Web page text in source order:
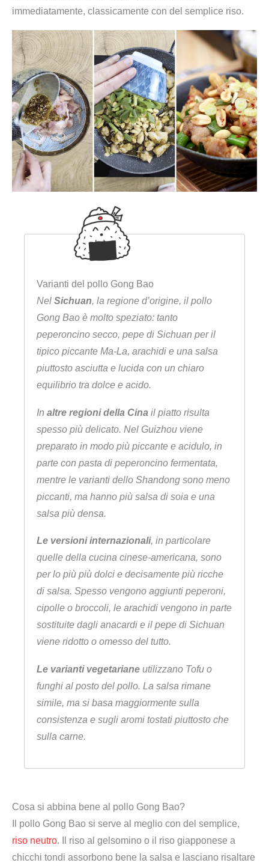
immediatamente, classicamente con del semplice riso.
Varianti del pollo Gong Bao
Nel Sichuan, la regione d’origine, il pollo
Gong Bao è molto speziato: tanto
peperoncino secco, pepe di Sichuan per il
tipico piccante Ma-La, arachidi e una salsa
piuttosto asciutta e lucida con un chiaro
equilibrio tra dolce e acido.
In altre regioni della Cina il piatto risulta
spesso più delicato. Nel Guizhou viene
preparato in modo più piccante e acidulo, in
parte con pasta di peperoncino fermentata,
mentre le varianti dello Shandong sono meno
piccanti, ma hanno più salsa di soia e una
salsa più densa.
Le versioni internazionali, in particolare
quelle della cucina cinese-americana, sono
per lo più più dolci e decisamente più ricche
di salsa. Spesso vengono aggiunti peperoni,
cipolle o broccoli, le arachidi vengono in parte
sostituite dagli anacardi e il pepe di Sichuan
viene ridotto o omesso del tutto.
Le varianti vegetariane utilizzano Tofu o
funghi al posto del pollo. La salsa rimane
simile, ma si basa maggiormente sulla
consistenza e sugli aromi tostati piuttosto che
sulla carne.
Cosa si abbina bene al pollo Gong Bao?
Il pollo Gong Bao si serve al meglio con del semplice,
riso neutro. Il riso al gelsomino o il riso giapponese a
chicchi tondi assorbono bene la salsa e lasciano risaltare